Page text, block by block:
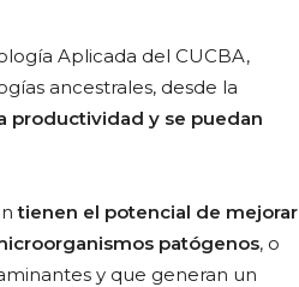
Aplicada del CUCBA,
ancestrales, desde la
productividad y se puedan
tienen el potencial de mejorar
patógenos, o
y que generan un